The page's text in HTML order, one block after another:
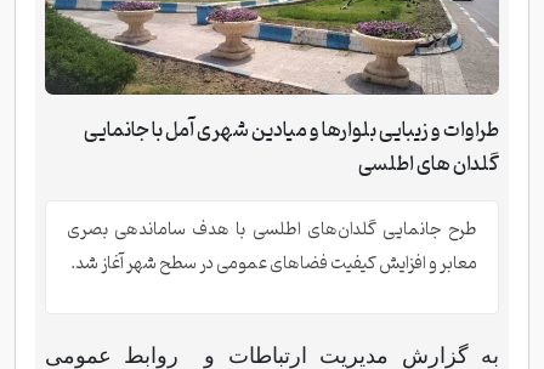
طراوات و زیبایی بلوارها و میادین شهری آمل با جانمایی
گلدان های اطلسی
طرح جانمایی گلدان‌های اطلسی با هدف ساماندهی بصری
معابر و افزایش کیفیت فضاهای عمومی در سطح شهر آغاز شد.
به گزارش مدیریت ارتباطات و روابط عمومی